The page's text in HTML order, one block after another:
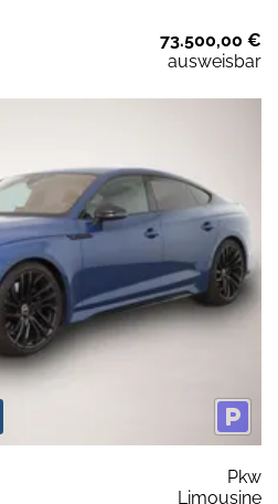
73.500,00 €
ausweisbar
Pkw
Limousine